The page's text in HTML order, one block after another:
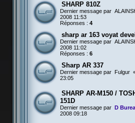
SHARP 810Z
Dernier message par
2008 11:53
Réponses : 4
sharp ar 163 voyat
Dernier message par
2008 11:02
Réponses : 6
Sharp AR 337
Dernier message par Fulgur
23:05
SHARP AR-M150 /
151D
Dernier message par D
2008 09:18